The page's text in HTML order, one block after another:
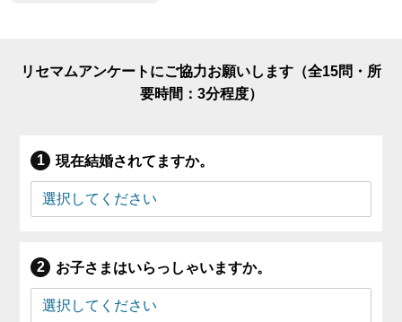
リセマムアンケートにご協力お願いします（全15問・所
要時間：3分程度）
現在結婚されてますか。
お子さまはいらっしゃいますか。